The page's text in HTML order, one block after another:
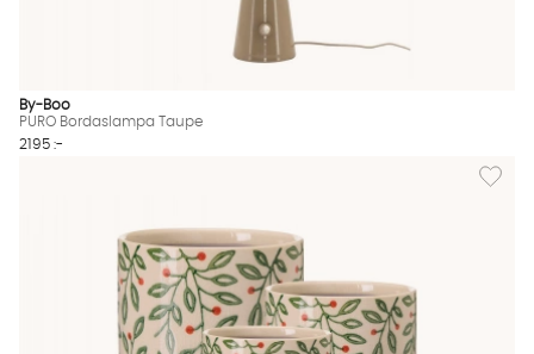
By-Boo
PURO Bordaslampa Taupe
2195 :-
Lägg